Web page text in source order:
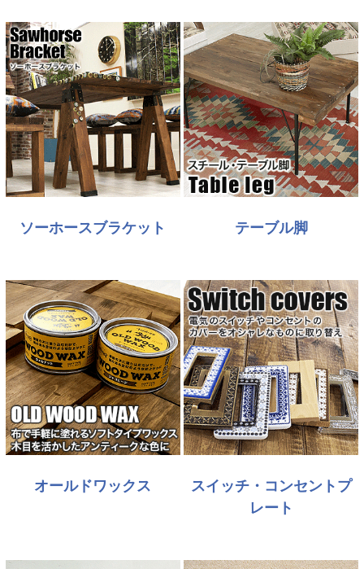
ソーホースブラケット テーブル脚
オールドワックス
スイッチ・コンセントプ
レート